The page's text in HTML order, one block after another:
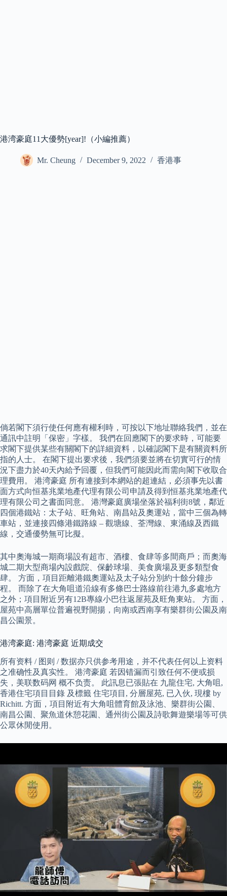
港湾豪庭11大優勢[year]!（小編推薦）
Mr. Cheung December 9, 2022 香港事
倘若閣下須行使任何應有權利時，可按以下地址聯絡我們，並在
通訊中註明「保密」字樣。 我們在回應閣下的要求時，可能要
求閣下提供某些有關閣下的詳細資料，以確認閣下是有關資料所
指的人士。 在閣下提出要求後，我們須要並將在切實可行的情
況下盡力於40天內給予回覆，但我們可能因此而需向閣下收取合
理費用。 港湾豪庭 所有連接到本網站的超連結，必須事先以書
面方式向恒基兆業地產代理有限公司申請及得到恒基兆業地產代
理有限公司之書面同意。 港灣豪庭廣場坐落於福利街8號，鄰近
四個港鐵站：太子站、旺角站、南昌站及奧運站，當中三個為轉
車站，並連接四條港鐵路線 – 觀塘線、荃灣線、東涌線及西鐵
線，交通優勢無可比擬。
其中奧海城一期商場設有超市、酒樓、食肆等多間商戶；而奧海
城二期大型商場內設戲院、保齡球場、美食廣場及更多類型食
肆。 方面，項目距離港鐵奧運站及太子站分別約十餘分鐘步
程。 而除了在大角咀道沿線有多條巴士路線前往港九多處地方
之外；項目附近另有12B專線小巴往返屋苑及旺角東站。 方面，
屋苑中高層單位普遍視野開揚，向南或西南享有樂群街公園及南
昌公園景。
港湾豪庭: 港湾豪庭 近期成交
所有资料 / 图则 / 数据亦只供参考用途，并不代表任何以上资料
之准确性及真实性。 港湾豪庭 若因错漏而引致任何不便或损
失，美联数码网 概不负责。 此訊息已張貼在 九龍住宅, 大角咀,
香港住宅項目目錄 及標籤 住宅項目, 分層屋苑, 已入伙, 現樓 by
Richitt. 方面，項目附近有大角咀體育館及泳池、樂群街公園、
南昌公園、聚魚道休憩花園、通州街公園及詩歌舞遊樂場等可供
公眾休閒使用。